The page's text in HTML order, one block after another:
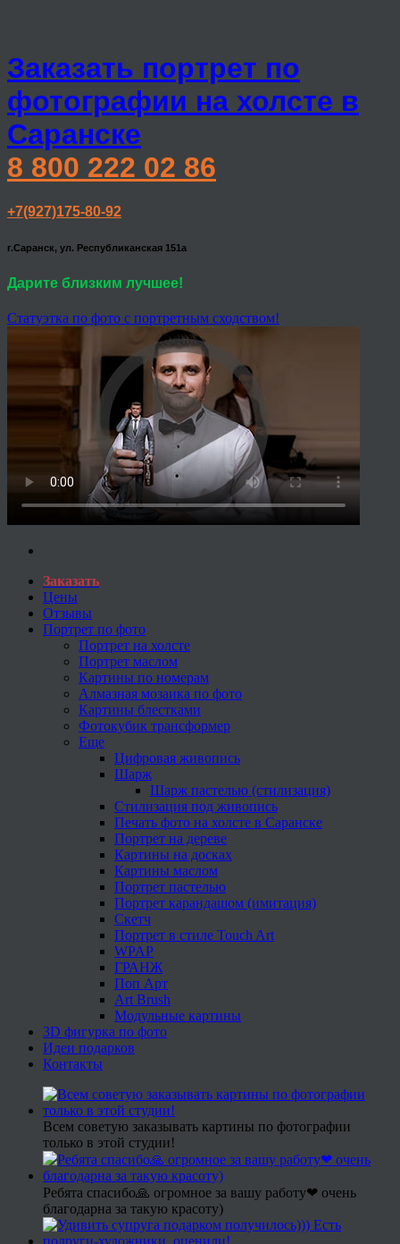
Заказать портрет по
фотографии на холсте в
Саранске
8 800 222 02 86
+7(927)175-80-92
г.Саранск, ул. Республиканская 151а
Дарите близким лучшее!
Статуэтка по фото с портретным сходством!
Заказать
Цены
Отзывы
Портрет по фото
Портрет на холсте
Портрет маслом
Картины по номерам
Алмазная мозаика по фото
Картины блестками
Фотокубик трансформер
Еще
Цифровая живопись
Шарж
Шарж пастелью (стилизация)
Стилизация под живопись
Печать фото на холсте в Саранске
Портрет на дереве
Картины на досках
Картины маслом
Портрет пастелью
Портрет карандашом (имитация)
Скетч
Портрет в стиле Touch Art
WPAP
ГРАНЖ
Поп Арт
Art Brush
Модульные картины
3D фигурка по фото
Идеи подарков
Контакты
Всем советую заказывать картины по фотографии
только в этой студии!
Ребята спасибо🙏 огромное за вашу работу❤ очень
благодарна за такую красоту)